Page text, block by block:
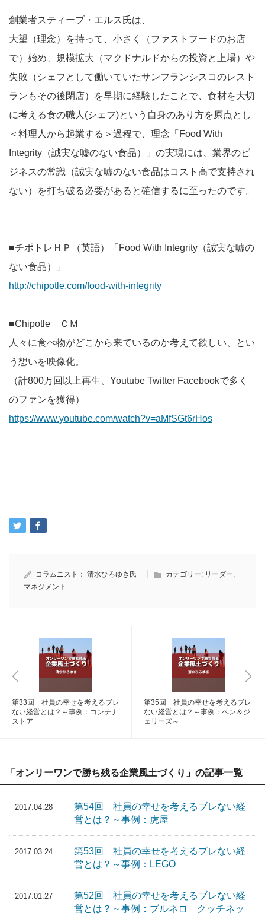
創業者スティーブ・エルス氏は、
大望（理念）を持って、小さく（ファストフードのお店
で）始め、規模拡大（マクドナルドからの投資と上場）や
失敗（シェフとして働いていたサンフランシスコのレスト
ランもその後閉店）を早期に経験したことで、食材を大切
に考える食の職人(シェフ)という自身のあり方を原点とし
＜料理人から起業する＞過程で、理念「Food With
Integrity（誠実な嘘のない食品）」の実現には、業界のビ
ジネスの常識（誠実な嘘のない食品はコスト高で支持され
ない）を打ち破る必要があると確信するに至ったのです。
■チポトレＨＰ（英語）「Food With Integrity（誠実な嘘の
ない食品）」
http://chipotle.com/food-with-integrity
■Chipotle ＣＭ
人々に食べ物がどこから来ているのか考えて欲しい、とい
う想いを映像化。
（計800万回以上再生、Youtube Twitter Facebookで多く
のファンを獲得）
https://www.youtube.com/watch?v=aMfSGt6rHos
コラムニスト： 清水ひろゆき氏 カテゴリー: リーダー,
マネジメント
第33回 社員の幸せを考えるブレ
ない経営とは？～事例：コンテナ
ストア
第35回 社員の幸せを考えるブレ
ない経営とは？～事例：ベン＆ジ
ェリーズ～
「オンリーワンで勝ち残る企業風土づくり」の記事一覧
2017.04.28
第54回 社員の幸せを考えるブレない経
営とは？～事例：虎屋
2017.03.24
第53回 社員の幸せを考えるブレない経
営とは？～事例：LEGO
2017.01.27
第52回 社員の幸せを考えるブレない経
営とは？～事例：ブルネロ クッチネッ